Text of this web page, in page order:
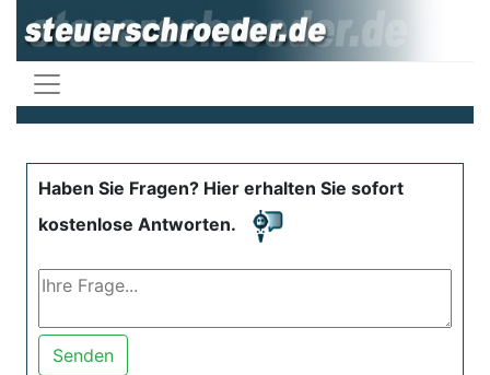
Haben Sie Fragen? Hier erhalten Sie sofort
kostenlose Antworten.
Senden